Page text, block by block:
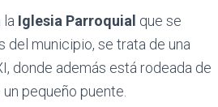
la Iglesia Parroquial que se
del municipio, se trata de una
donde además está rodeada de
pequeño puente.